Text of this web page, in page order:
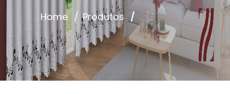
Home Produtos